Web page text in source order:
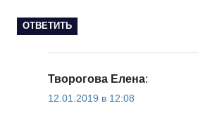
ОТВЕТИТЬ
Творогова Елена:
12.01.2019 в 12:08